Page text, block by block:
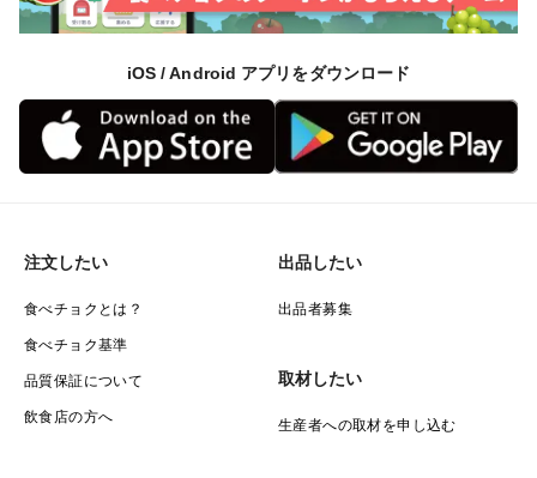
iOS / Android アプリをダウンロード
注文したい
食べチョクとは？
食べチョク基準
品質保証について
飲食店の方へ
出品したい
出品者募集
取材したい
生産者への取材を申し込む